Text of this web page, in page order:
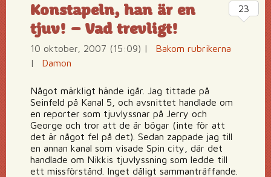
Konstapeln, han är en
tjuv! – Vad trevligt!
10 oktober, 2007 (15:09) |
Bakom rubrikerna
|
Damon
Något märkligt hände igår. Jag tittade på
Seinfeld på Kanal 5, och avsnittet handlade om
en reporter som tjuvlyssnar på Jerry och
George och tror att de är bögar (inte för att
det är något fel på det). Sedan zappade jag till
en annan kanal som visade Spin city, där det
handlade om Nikkis tjuvlyssning som ledde till
ett missförstånd. Inget dåligt sammanträffande.
23